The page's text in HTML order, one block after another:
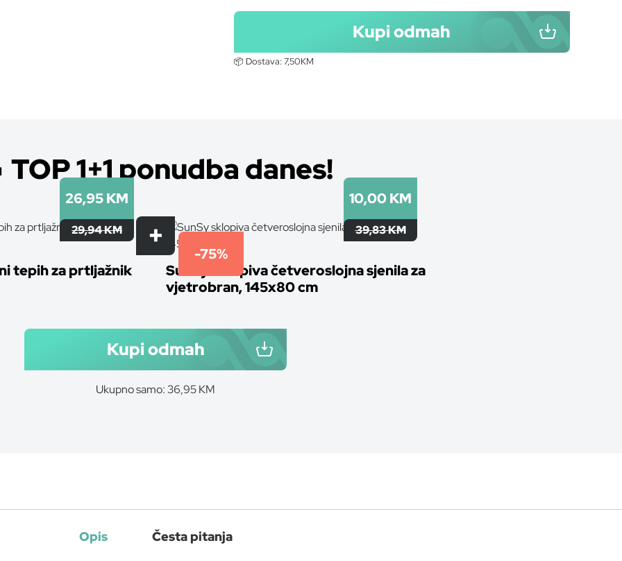
Kupi odmah
📦 Dostava:7,50KM
TOP 1+1 ponudba danes!
26,95 KM
29,94 KM
tepih za prtljažnik
-75%
10,00 KM
39,83 KM
SunSy sklopiva četveroslojna sjenila za
vjetrobran, 145x80 cm
Kupi odmah
Ukupno samo: 36,95 KM
Opis Česta pitanja